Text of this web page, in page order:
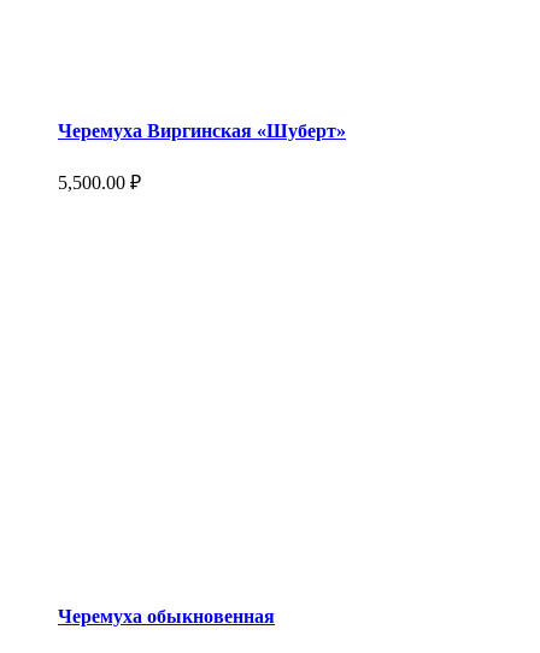
Черемуха Виргинская «Шуберт»
5,500.00 ₽
Черемуха обыкновенная